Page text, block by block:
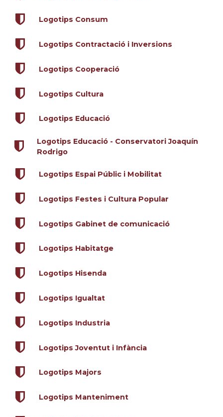
Logotips Consum
Logotips Contractació i Inversions
Logotips Cooperació
Logotips Cultura
Logotips Educació
Logotips Educació - Conservatori Joaquín
Rodrigo
Logotips Espai Públic i Mobilitat
Logotips Festes i Cultura Popular
Logotips Gabinet de comunicació
Logotips Habitatge
Logotips Hisenda
Logotips Igualtat
Logotips Industria
Logotips Joventut i Infància
Logotips Majors
Logotips Manteniment